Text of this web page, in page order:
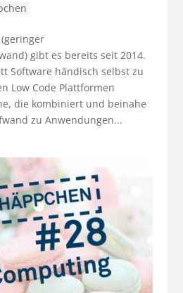
gibt es bereits seit 2014.
Software händisch selbst zu
Low Code Plattformen
die kombiniert und beinahe
zu Anwendungen...